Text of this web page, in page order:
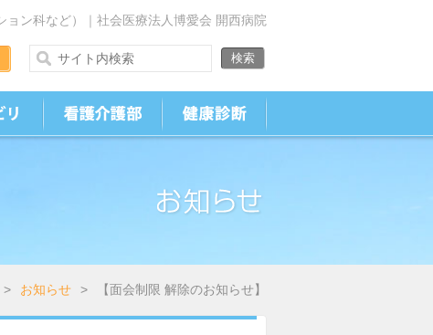
ン科など）｜社会医療法人博愛会 開西病院
> お知らせ > 【面会制限 解除のお知らせ】